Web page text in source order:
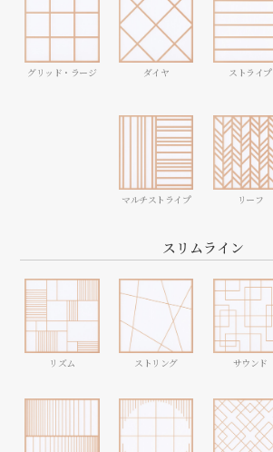
グリッド・ラージ ダイヤ ストライプ
マルチストライプ リーフ
スリムライン
リズム ストリング サウンド